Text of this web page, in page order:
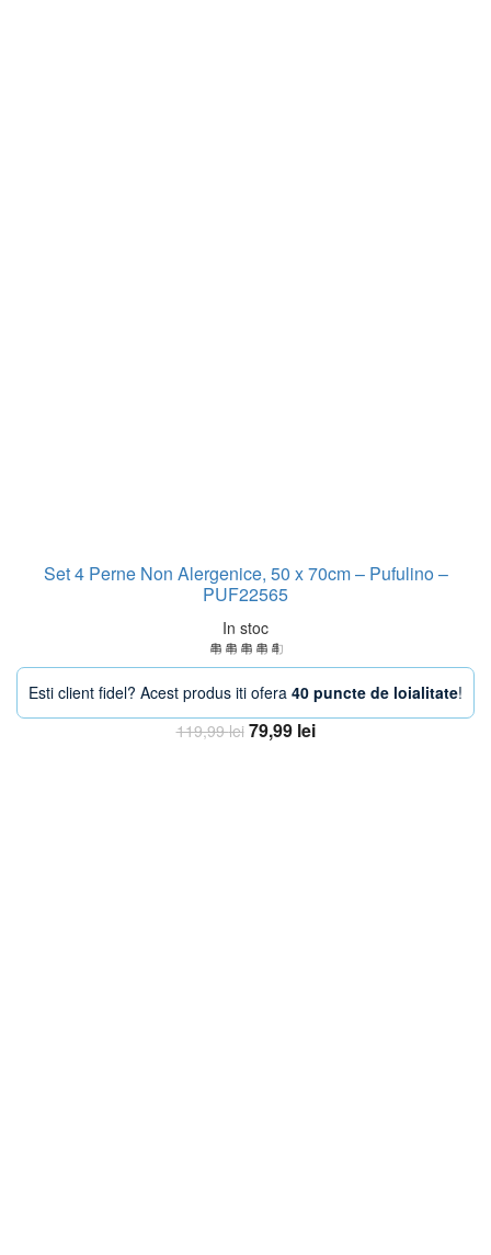
Set 4 Perne Non Alergenice, 50 x 70cm – Pufulino –
PUF22565
In stoc
Esti client fidel? Acest produs iti ofera 40 puncte de loialitate!
119,99lei Prețul
79,99 leiPrețul